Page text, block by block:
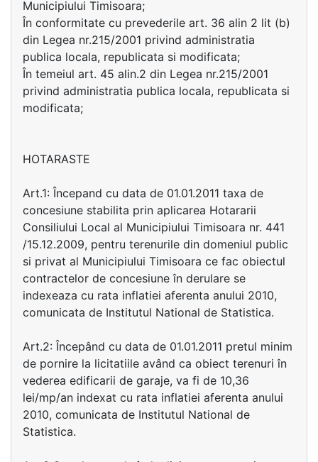
Municipiului Timisoara;
În conformitate cu prevederile art. 36 alin 2 lit (b)
din Legea nr.215/2001 privind administratia
publica locala, republicata si modificata;
În temeiul art. 45 alin.2 din Legea nr.215/2001
privind administratia publica locala, republicata si
modificata;
HOTARASTE
Art.1: Începand cu data de 01.01.2011 taxa de
concesiune stabilita prin aplicarea Hotararii
Consiliului Local al Municipiului Timisoara nr. 441
/15.12.2009, pentru terenurile din domeniul public
si privat al Municipiului Timisoara ce fac obiectul
contractelor de concesiune în derulare se
indexeaza cu rata inflatiei aferenta anului 2010,
comunicata de Institutul National de Statistica.
Art.2: Începând cu data de 01.01.2011 pretul minim
de pornire la licitatiile având ca obiect terenuri în
vederea edificarii de garaje, va fi de 10,36
lei/mp/an indexat cu rata inflatiei aferenta anului
2010, comunicata de Institutul National de
Statistica.